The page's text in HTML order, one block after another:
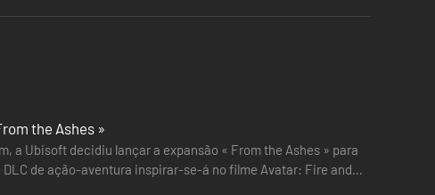
the Ashes »
a Ubisoft decidiu lançar a expansão « From the Ashes » para
de ação-aventura inspirar-se-á no filme Avatar: Fire and